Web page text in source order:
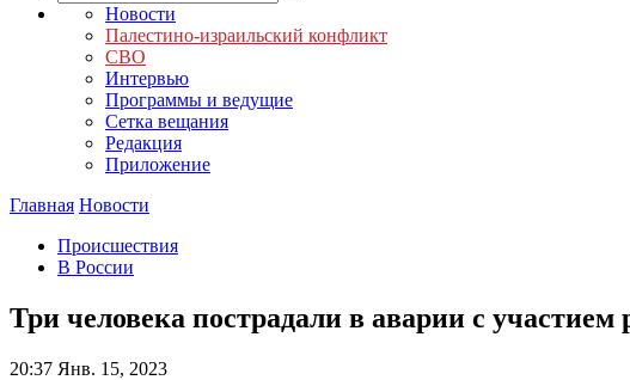
Новости
Палестино-израильский конфликт
СВО
Интервью
Программы и ведущие
Сетка вещания
Редакция
Приложение
Главная Новости
Происшествия
В России
Три человека пострадали в аварии с участием
20:37 Янв. 15, 2023